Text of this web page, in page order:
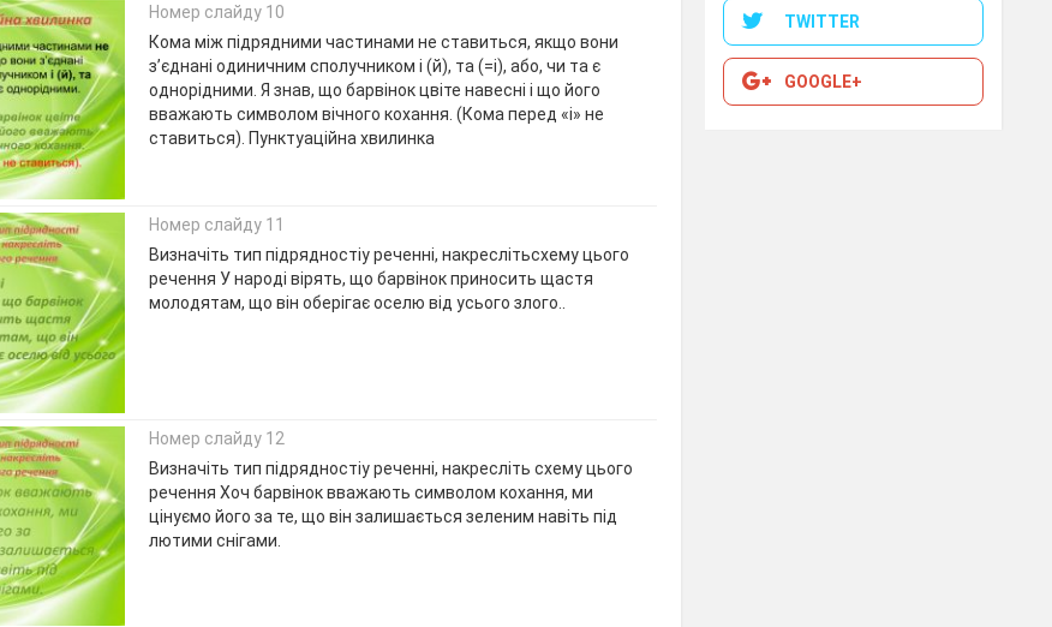
Номер слайду 10
Кома між підрядними частинами не ставиться, якщо вони
з’єднані одиничним сполучником і (й), та (=і), або, чи та є
однорідними. Я знав, що барвінок цвіте навесні і що його
вважають символом вічного кохання. (Кома перед «і» не
ставиться). Пунктуаційна хвилинка
Номер слайду 11
Визначіть тип підрядностіу реченні, накреслітьсхему цього
речення У народі вірять, що барвінок приносить щастя
молодятам, що він оберігає оселю від усього злого..
Номер слайду 12
Визначіть тип підрядностіу реченні, накресліть схему цього
речення Хоч барвінок вважають символом кохання, ми
цінуємо його за те, що він залишається зеленим навіть під
лютими снігами.
TWITTER
GOOGLE+